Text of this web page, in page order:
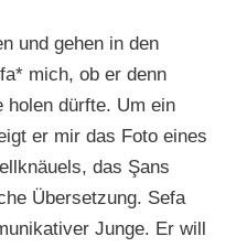
und gehen in den
mich, ob er denn
holen dürfte. Um ein
er mir das Foto eines
das Şans
Übersetzung. Sefa
Junge. Er will